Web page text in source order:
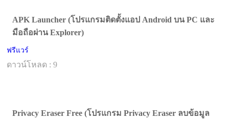
APK Launcher (โปรแกรมติดตั้งแอป Android บน PC และ
มือถือผ่าน Explorer)
ฟรีแวร์
ดาวน์โหลด : 9
Privacy Eraser Free (โปรแกรม Privacy Eraser ลบข้อมูล